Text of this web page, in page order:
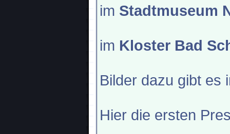
im Stadtmuseum
im Kloster Bad
Bilder dazu gibt es
Hier die ersten